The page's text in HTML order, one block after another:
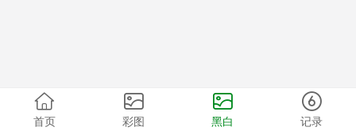
首页 彩图 黑白 记录